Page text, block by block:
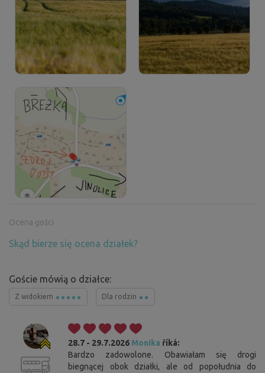
Ocena gości
Skąd bierze się ocena działek?
Goście mówią o działce:
Z widokiem Dla rodzin
28.7 - 29.7.2026 Monika říká:
Bardzo zadowolone. Obawiałam się drogi
biegnącej obok działki, ale od popołudnia do